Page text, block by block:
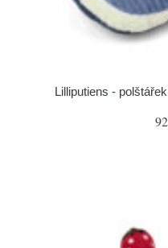
Lilliputiens -